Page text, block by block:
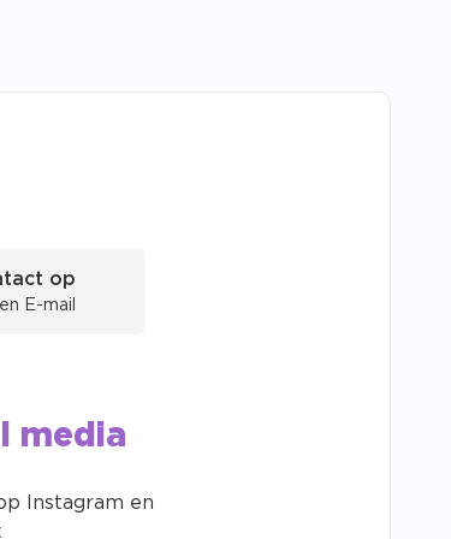
op
E-mail
media
Instagram en